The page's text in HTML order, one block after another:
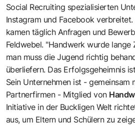
Social Recruiting spezialisierten
Instagram und Facebook verbreitet.
kamen täglich Anfragen und
Feldwebel. "Handwerk wurde
man muss die Jugend richtig
überliefern. Das Erfolgsgeheimnis
Sein Unternehmen ist - gemeinsam
Partnerfirmen - Mitglied von
Initiative in der Buckligen Welt
aus, um Eltern und Schülern zu